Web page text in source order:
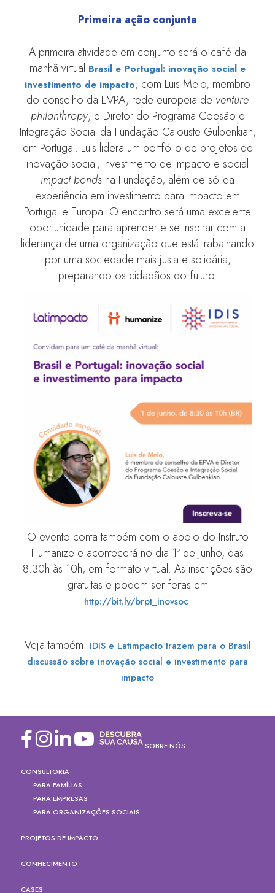
Primeira ação conjunta
A primeira atividade em conjunto será o café da
manhã virtual Brasil e Portugal: inovação social e
investimento de impacto, com Luis Melo, membro
do conselho da EVPA, rede europeia de venture
philanthropy, e Diretor do Programa Coesão e
Integração Social da Fundação Calouste Gulbenkian,
em Portugal. Luis lidera um portfólio de projetos de
inovação social, investimento de impacto e social
impact bonds na Fundação, além de sólida
experiência em investimento para impacto em
Portugal e Europa. O encontro será uma excelente
oportunidade para aprender e se inspirar com a
liderança de uma organização que está trabalhando
por uma sociedade mais justa e solidária,
preparando os cidadãos do futuro.
O evento conta também com o apoio do Instituto
Humanize e acontecerá no dia 1º de junho, das
8:30h às 10h, em formato virtual. As inscrições são
gratuitas e podem ser feitas em
http://bit.ly/brpt_inovsoc.
Veja também: IDIS e Latimpacto trazem para o Brasil
discussão sobre inovação social e investimento para
impacto
SOBRE NÓS
CONSULTORIA
PARA FAMÍLIAS
PARA EMPRESAS
PARA ORGANIZAÇÕES SOCIAIS
PROJETOS DE IMPACTO
CONHECIMENTO
CASES